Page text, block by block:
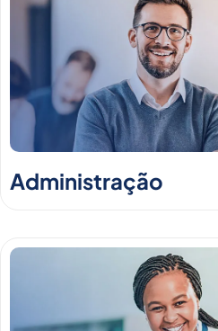
Administração